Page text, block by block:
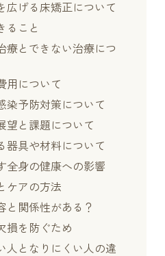
広げる床矯正について
ること
療とできない治療につ
用について
染予防対策について
望と課題について
器具や材料について
全身の健康への影響
ケアの方法
と関係性がある？
損を防ぐため
人となりにくい人の違